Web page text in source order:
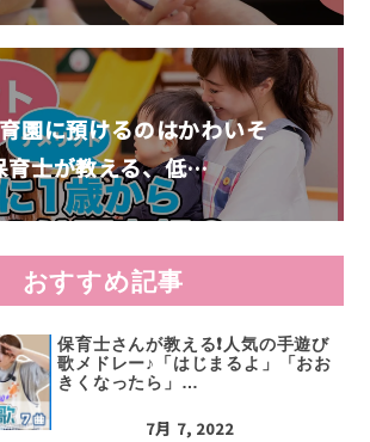
園に預けるのはかわいそ
育士が教える、低…
おすすめ記事
保育士さんが教える❗️人気の手遊び
歌メドレー♪「はじまるよ」「おお
きくなったら」…
7月 7, 2022